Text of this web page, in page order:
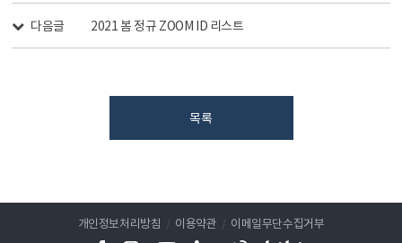
다음글 2021 봄 정규 ZOOM ID 리스트
목록
개인정보처리방침 / 이용약관 / 이메일무단수집거부